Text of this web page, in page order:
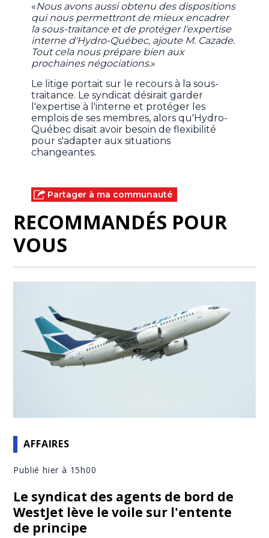
«Nous avons aussi obtenu des dispositions
qui nous permettront de mieux encadrer
la sous-traitance et de protéger l'expertise
interne d'Hydro-Québec, ajoute M. Cazade.
Tout cela nous prépare bien aux
prochaines négociations.»
Le litige portait sur le recours à la sous-
traitance. Le syndicat désirait garder
l'expertise à l'interne et protéger les
emplois de ses membres, alors qu'Hydro-
Québec disait avoir besoin de flexibilité
pour s'adapter aux situations
changeantes.
Partager à ma communauté
RECOMMANDÉS POUR
VOUS
AFFAIRES
Publié hier à 15h00
Le syndicat des agents de bord de
WestJet lève le voile sur l'entente
de principe